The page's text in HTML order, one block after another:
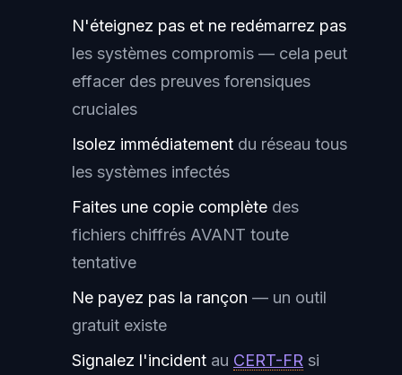
N'éteignez pas et ne redémarrez pas
les systèmes compromis — cela peut
effacer des preuves forensiques
cruciales
Isolez immédiatement du réseau tous
les systèmes infectés
Faites une copie complète des
fichiers chiffrés AVANT toute
tentative
Ne payez pas la rançon — un outil
gratuit existe
Signalez l'incident au CERT-FR si